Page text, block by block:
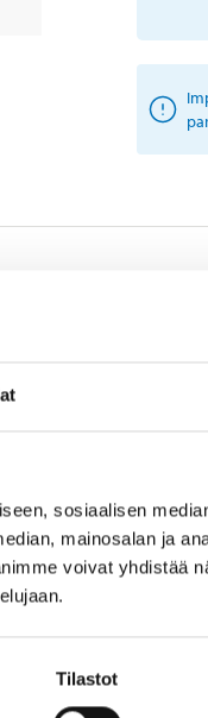
sosiaalisen
mainosalan ja
voivat yhdistää
Tilastot
bought